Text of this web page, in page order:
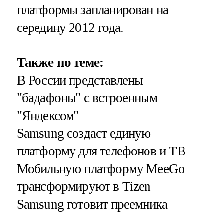
платформы запланирован на
середину 2012 года.
Также по теме:
В России представлены
"бадафоны" с встроенным
"Яндексом"
Samsung создаст единую
платформу для телефонов и ТВ
Мобильную платформу MeeGo
трансформируют в Tizen
Samsung готовит преемника